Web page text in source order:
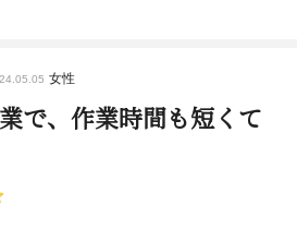
女性
で、作業時間も短くて